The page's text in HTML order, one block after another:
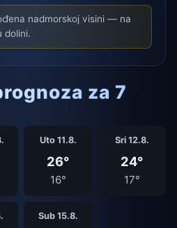
nadmorskoj visini — na
dolini.
za 7
Uto 11.8.
26°
16°
Sri 12.8.
24°
17°
Sub 15.8.